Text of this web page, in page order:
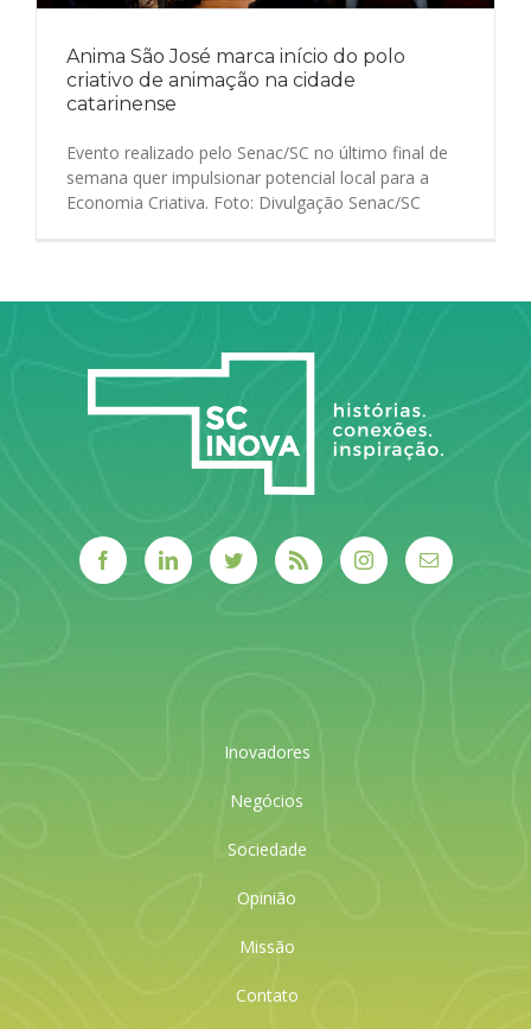
Anima São José marca início do polo
criativo de animação na cidade
catarinense
Evento realizado pelo Senac/SC no último final de
semana quer impulsionar potencial local para a
Economia Criativa. Foto: Divulgação Senac/SC
Inovadores
Negócios
Sociedade
Opinião
Missão
Contato